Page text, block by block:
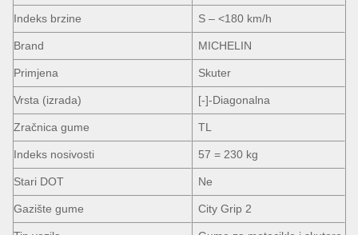
Indeks brzine S – <180 km/h
Brand MICHELIN
Primjena Skuter
Vrsta (izrada) [-]-Diagonalna
Zračnica gume TL
Indeks nosivosti 57 = 230 kg
Stari DOT Ne
Gazište gume City Grip 2